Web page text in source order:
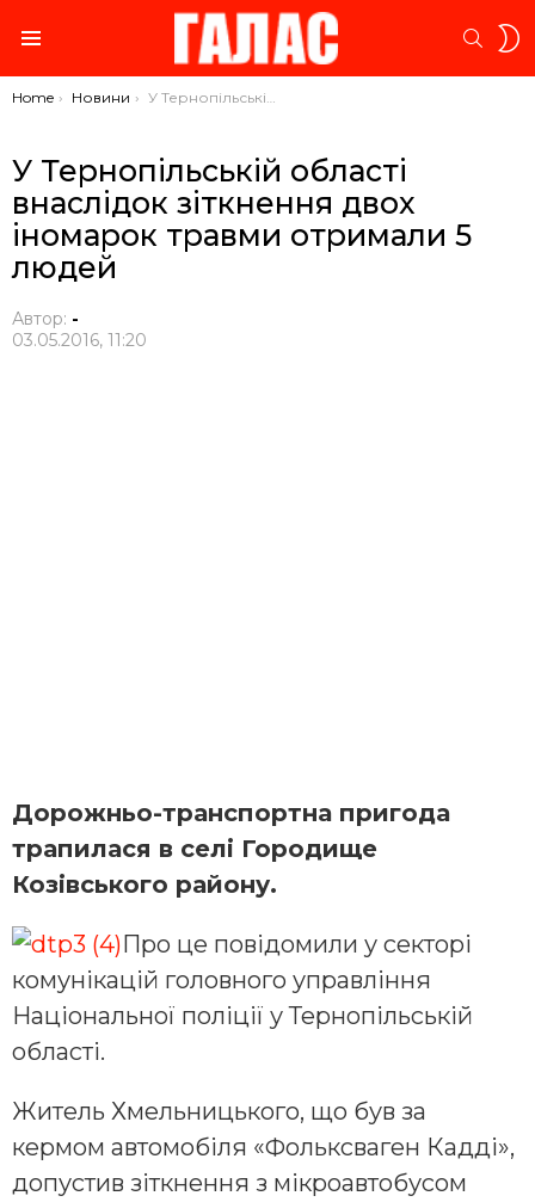
You are here:
Home Новини У Тернопільській області внаслідок зіткнення двох іномарок травми отримали 5 людей
У Тернопільській області
внаслідок зіткнення двох
іномарок травми отримали 5
людей
Автор: -
03.05.2016, 11:20
Дорожньо-транспортна пригода
трапилася в селі Городище
Козівського району.
Про це повідомили у секторі
комунікацій головного управління
Національної поліції у Тернопільській
області.
Житель Хмельницького, що був за
кермом автомобіля «Фолькcваген Кадді»,
допустив зіткнення з мікроавтобусом